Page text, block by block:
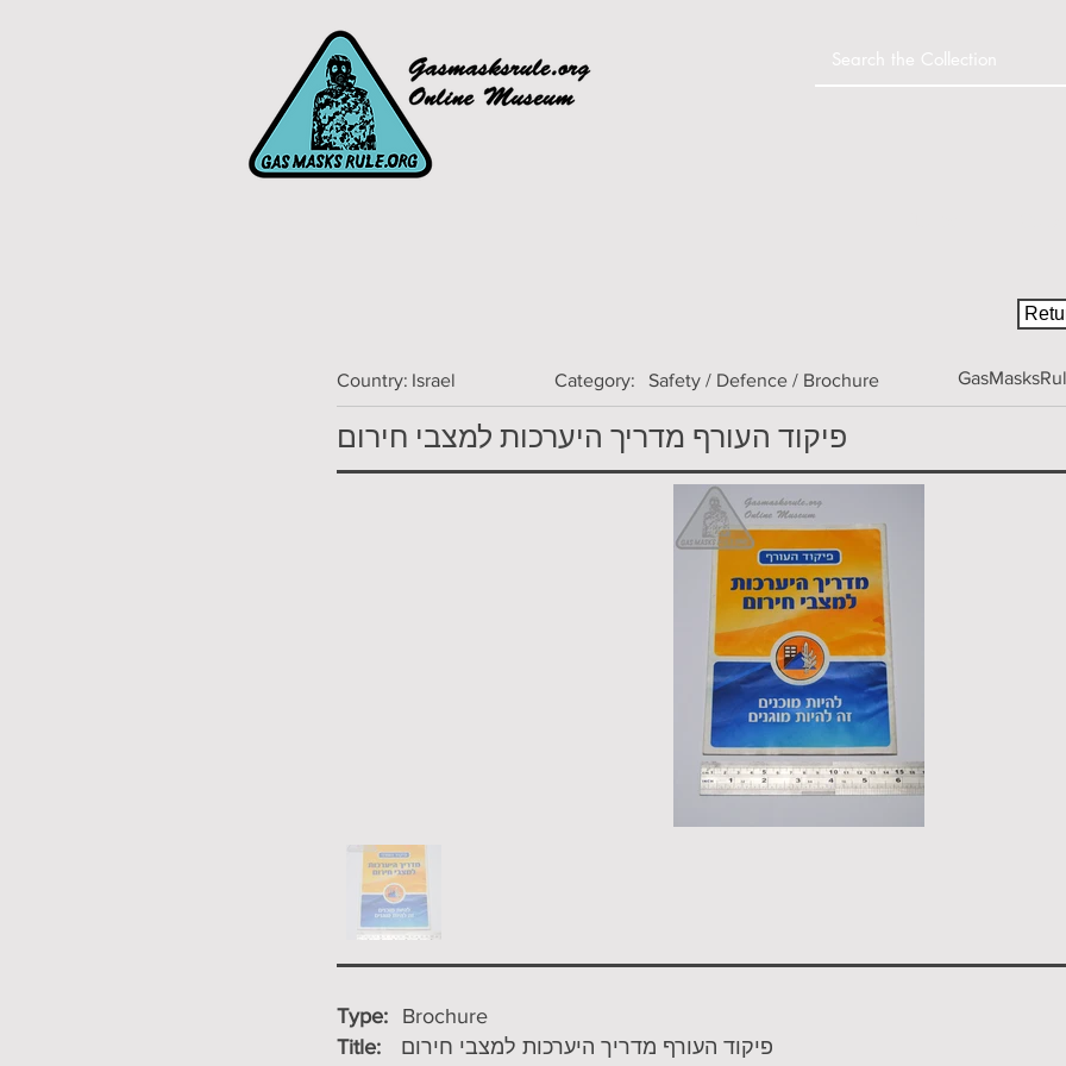
Country: Israel Category: Safety / Defence / Brochure
פיקוד העורף מדריך היערכות למצבי חירום
Type:
Brochure
Title:
פיקוד העורף מדריך היערכות למצבי חירום